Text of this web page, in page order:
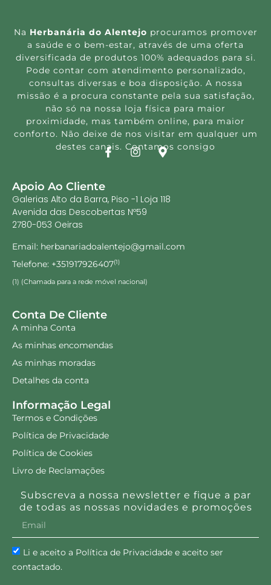
Na Herbanária do Alentejo procuramos promover
a saúde e o bem-estar, através de uma oferta
diversificada de produtos 100% adequados para si.
Pode contar com atendimento personalizado,
consultas diversas e boa disposição. A nossa
missão é a procura constante pela sua satisfação,
não só na nossa loja física para maior
proximidade, mas também online, para maior
conforto. Não deixe de nos visitar em qualquer um
destes canais. Contamos consigo
Apoio Ao Cliente
Galerias Alto da Barra, Piso -1 Loja 118
Avenida das Descobertas Nº59
2780-053 Oeiras
Email: herbanariadoalentejo@gmail.com
Telefone: +351917926407(1)
(1) (Chamada para a rede móvel nacional)
Conta De Cliente
A minha Conta
As minhas encomendas
As minhas moradas
Detalhes da conta
Informação Legal
Termos e Condições
Política de Privacidade
Política de Cookies
Livro de Reclamações
Subscreva a nossa newsletter e fique a par
de todas as nossas novidades e promoções
Li e aceito a Política de Privacidade e aceito ser
contactado.